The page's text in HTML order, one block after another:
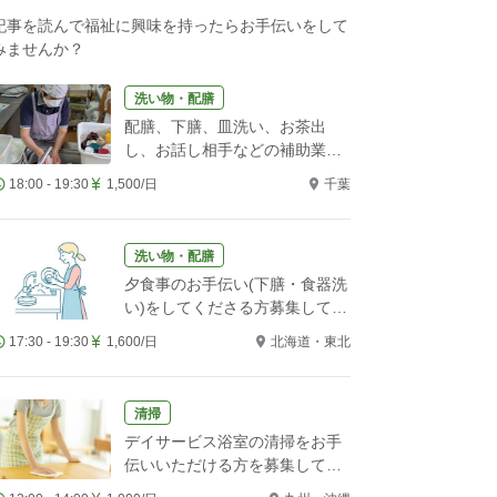
事を読んで福祉に興味を持ったらお手伝いをして
ませんか？
洗い物・配膳
配膳、下膳、皿洗い、お茶出
し、お話し相手などの補助業務
18:00 - 19:30 1,500/日 千葉
洗い物・配膳
夕食事のお手伝い(下膳・食器洗
い)をしてくださる方募集してい
17:30 - 19:30 1,600/日 北海道・東北
清掃
デイサービス浴室の清掃をお手
伝いいただける方を募集してい